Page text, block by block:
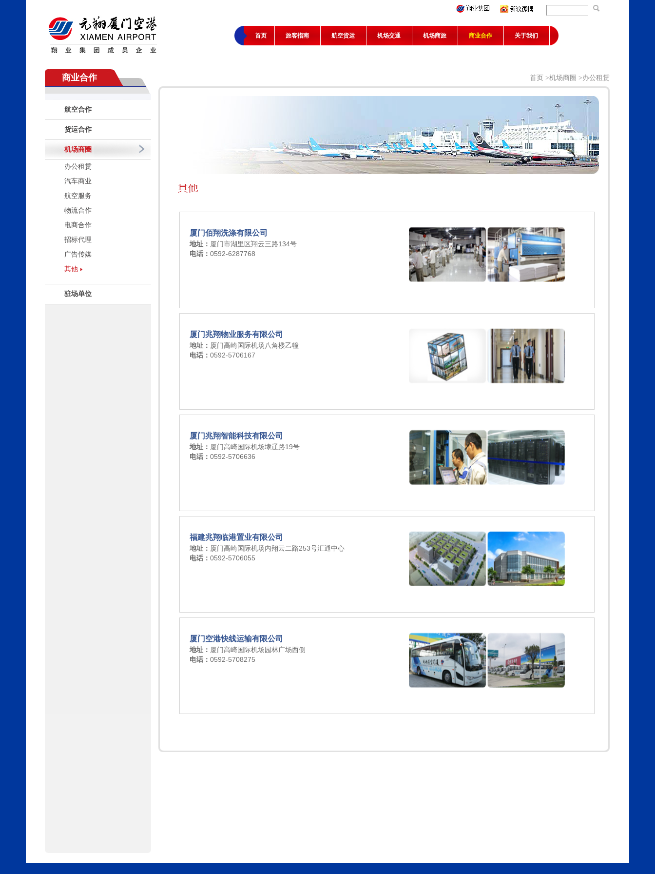
首页 旅客指南 航空货运 机场交通 机场商旅 商业合作 关于我们
商业合作
航空合作
货运合作
机场商圈
办公租赁
汽车商业
航空服务
物流合作
电商合作
招标代理
广告传媒
其他
驻场单位
首页 >机场商圈 >办公租赁
厦门佰翔洗涤有限公司
地址： 厦门市湖里区翔云三路134号
电话： 0592-6287768
厦门兆翔物业服务有限公司
地址： 厦门高崎国际机场八角楼乙幢
电话： 0592-5706167
厦门兆翔智能科技有限公司
地址： 厦门高崎国际机场埭辽路19号
电话： 0592-5706636
福建兆翔临港置业有限公司
地址： 厦门高崎国际机场内翔云二路253号汇通中心
电话： 0592-5706055
厦门空港快线运输有限公司
地址： 厦门高崎国际机场园林广场西侧
电话： 0592-5708275